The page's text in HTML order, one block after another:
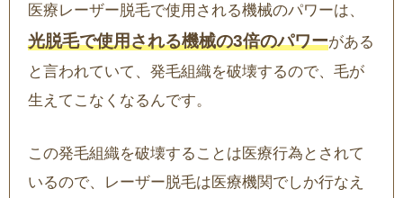
医療レーザー脱毛で使用される機械のパワーは、
光脱毛で使用される機械の3倍のパワーがある
と言われていて、発毛組織を破壊するので、毛が
生えてこなくなるんです。
この発毛組織を破壊することは医療行為とされて
いるので、レーザー脱毛は医療機関でしか行なえ